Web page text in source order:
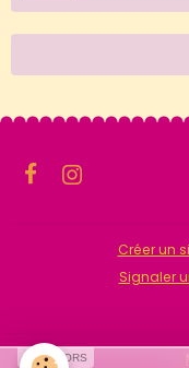
Créer un
Signaler
SPONSORS